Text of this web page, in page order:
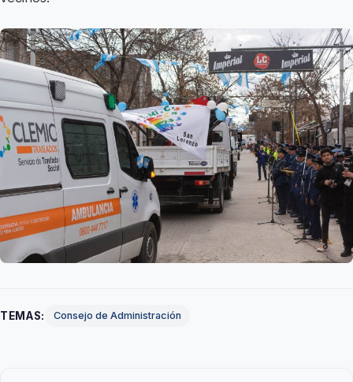
TEMAS: Consejo de Administración